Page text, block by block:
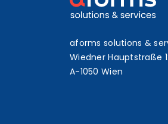
aforms solutions &
Wiedner Hauptstraße
A-1050 Wien